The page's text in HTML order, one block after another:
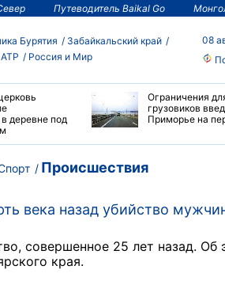
Путеводитель Baikal Go
Бурятия Забайкальский край
АТР Россия и Мир
08
деревне под
Ограничения
грузовиков
Приморье на
Происшествия
века назад убийство
совершенное 25 лет назад. Об
края.